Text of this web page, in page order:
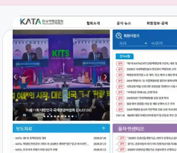
그
움
2
배
로
만
들
어
드
리
는